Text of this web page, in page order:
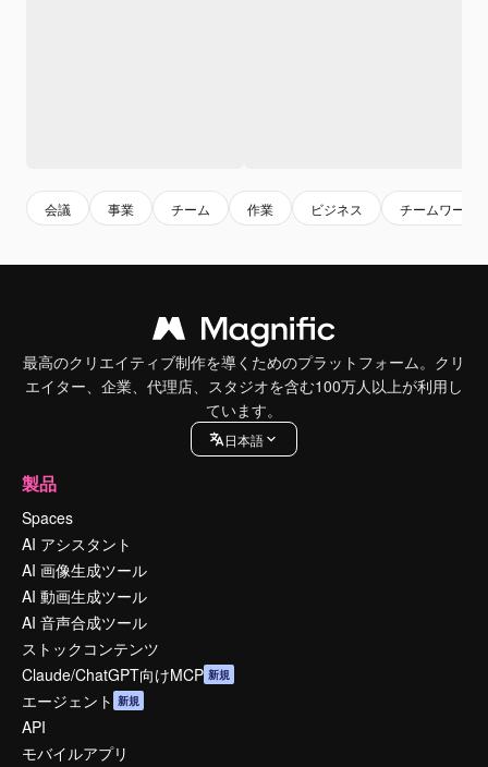
会議 事業 チーム 作業 ビジネス チームワーク
最高のクリエイティブ制作を導くためのプラットフォーム。クリ
エイター、企業、代理店、スタジオを含む100万人以上が利用し
ています。
日本語
製品
Spaces
AI アシスタント
AI 画像生成ツール
AI 動画生成ツール
AI 音声合成ツール
ストックコンテンツ
Claude/ChatGPT向けMCP 新規
エージェント 新規
API
モバイルアプリ